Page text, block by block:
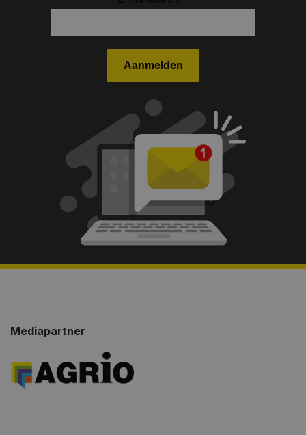
Mediapartner